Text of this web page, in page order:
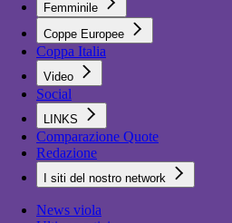
Femminile
Coppe Europee
Coppa Italia
Video
Social
LINKS
Comparazione Quote
Redazione
I siti del nostro network
News viola